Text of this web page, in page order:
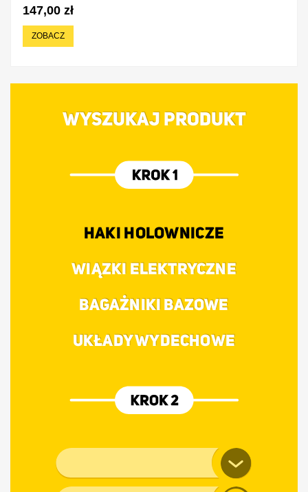
147,00 zł
ZOBACZ
WYSZUKAJ PRODUKT
HAKI HOLOWNICZE
WIĄZKI ELEKTRYCZNE
BAGAŻNIKI BAZOWE
UKŁADY WYDECHOWE